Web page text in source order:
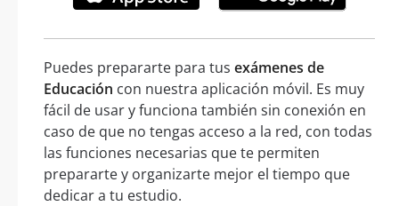
Puedes prepararte para tus exámenes de
Educación con nuestra aplicación móvil. Es muy
fácil de usar y funciona también sin conexión en
caso de que no tengas acceso a la red, con todas
las funciones necesarias que te permiten
prepararte y organizarte mejor el tiempo que
dedicar a tu estudio.